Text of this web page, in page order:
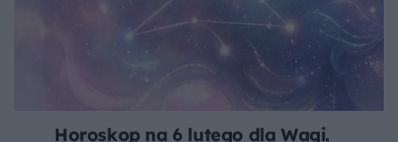
Horoskop na 6 lutego dla Wagi.